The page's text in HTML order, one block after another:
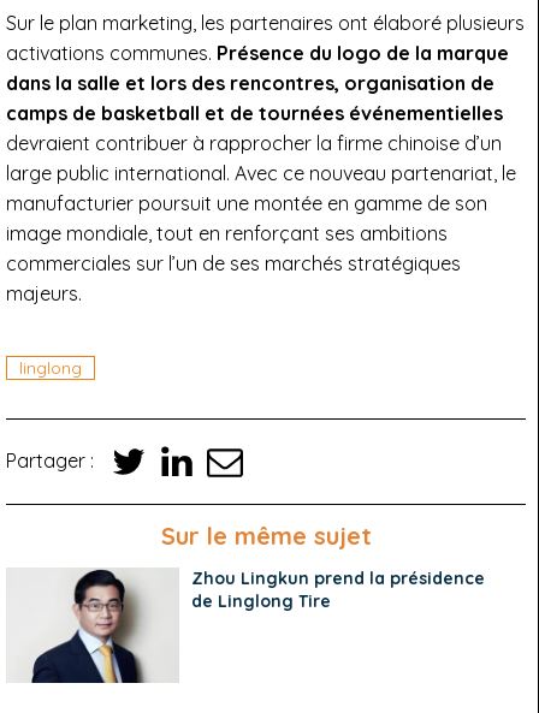
Sur le plan marketing, les partenaires ont élaboré plusieurs
activations communes. Présence du logo de la marque
dans la salle et lors des rencontres, organisation de
camps de basketball et de tournées événementielles
devraient contribuer à rapprocher la firme chinoise d’un
large public international. Avec ce nouveau partenariat, le
manufacturier poursuit une montée en gamme de son
image mondiale, tout en renforçant ses ambitions
commerciales sur l’un de ses marchés stratégiques
majeurs.
linglong
Partager :
Sur le même sujet
Zhou Lingkun prend la présidence
de Linglong Tire